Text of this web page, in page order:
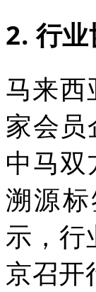
2. 行
马来西
家会
中马
溯源
示，行
京召开